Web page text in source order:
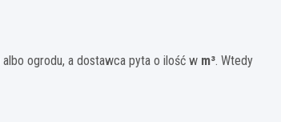
ogrodu, a dostawca pyta o ilość w m³. Wtedy